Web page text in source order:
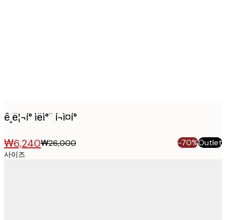
ê¸ë¦¬í° ìëì°¨ í¬ì¤í°
₩6,240₩26,000 -70%Outlet
사이즈